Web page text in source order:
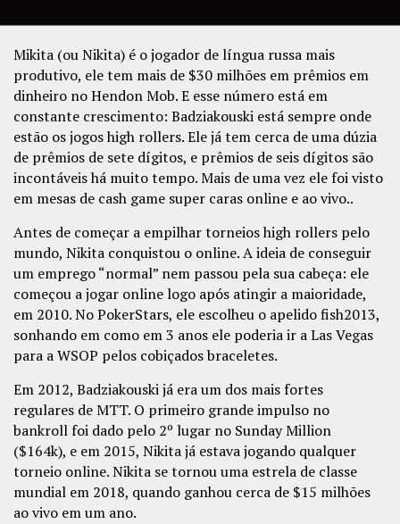
Mikita (ou Nikita) é o jogador de língua russa mais
produtivo, ele tem mais de $30 milhões em prêmios em
dinheiro no Hendon Mob. E esse número está em
constante crescimento: Badziakouski está sempre onde
estão os jogos high rollers. Ele já tem cerca de uma dúzia
de prêmios de sete dígitos, e prêmios de seis dígitos são
incontáveis ​​há muito tempo. Mais de uma vez ele foi visto
em mesas de cash game super caras online e ao vivo..
Antes de começar a empilhar torneios high rollers pelo
mundo, Nikita conquistou o online. A ideia de conseguir
um emprego “normal” nem passou pela sua cabeça: ele
começou a jogar online logo após atingir a maioridade,
em 2010. No PokerStars, ele escolheu o apelido fish2013,
sonhando em como em 3 anos ele poderia ir a Las Vegas
para a WSOP pelos cobiçados braceletes.
Em 2012, Badziakouski já era um dos mais fortes
regulares de MTT. O primeiro grande impulso no
bankroll foi dado pelo 2º lugar no Sunday Million
($164k), e em 2015, Nikita já estava jogando qualquer
torneio online. Nikita se tornou uma estrela de classe
mundial em 2018, quando ganhou cerca de $15 milhões
ao vivo em um ano.